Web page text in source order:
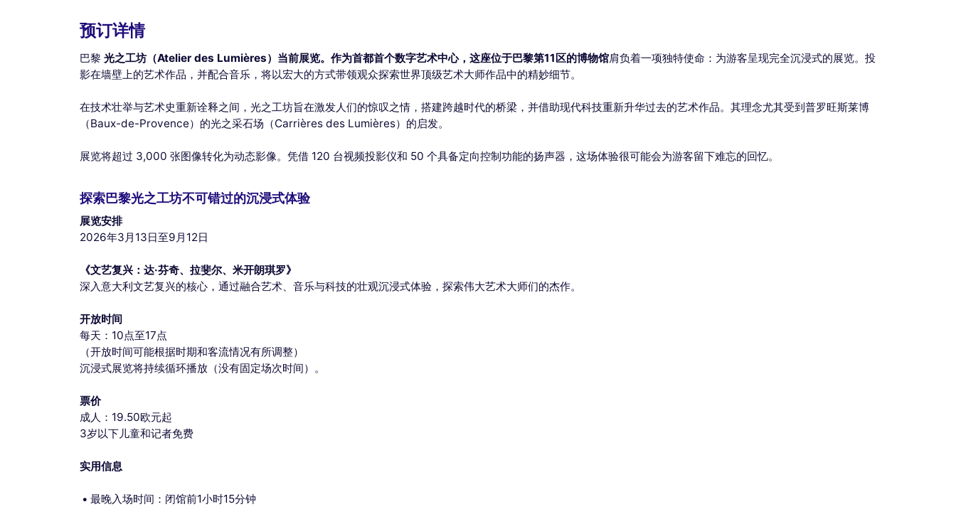
预订详情
巴黎 光之工坊（Atelier des Lumières） 当前展览。作为首都首个数字艺术中心，这座位于巴黎第11区的博物馆肩负着一项独特使命：为游客呈现完全沉浸式的展览。投
影在墙壁上的艺术作品，并配合音乐，将以宏大的方式带领观众探索世界顶级艺术大师作品中的精妙细节。
在技术壮举与艺术史重新诠释之间，光之工坊旨在激发人们的惊叹之情，搭建跨越时代的桥梁，并借助现代科技重新升华过去的艺术作品。其理念尤其受到普罗旺斯莱博
（Baux-de-Provence）的光之采石场（Carrières des Lumières）的启发。
展览将超过 3,000 张图像转化为动态影像。凭借 120 台视频投影仪和 50 个具备定向控制功能的扬声器，这场体验很可能会为游客留下难忘的回忆。
探索巴黎光之工坊不可错过的沉浸式体验
展览安排
2026年3月13日至9月12日
《文艺复兴：达·芬奇、拉斐尔、米开朗琪罗》
深入意大利文艺复兴的核心，通过融合艺术、音乐与科技的壮观沉浸式体验，探索伟大艺术大师们的杰作。
开放时间
每天：10点至17点
（开放时间可能根据时期和客流情况有所调整）
沉浸式展览将持续循环播放（没有固定场次时间）。
票价
成人：19.50欧元起
3岁以下儿童和记者免费
实用信息
最晚入场时间：闭馆前1小时15分钟